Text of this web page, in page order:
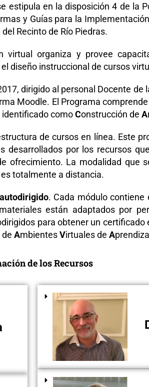
estipula en la disposición 4 de la
y Guías para la
Recinto de Río Piedras.
organiza y provee
diseño instruccional de cursos
dirigido al personal Docente
Moodle. El Programa
identificado comoConstrucción de A
de cursos en línea. Este
por los recursos
ofrecimiento. La modalidad que
totalmente a distancia.
autodirigido. Cada módulo contiene
están adaptados por
para obtener un
AmbientesVirtuales de A
de los Recursos